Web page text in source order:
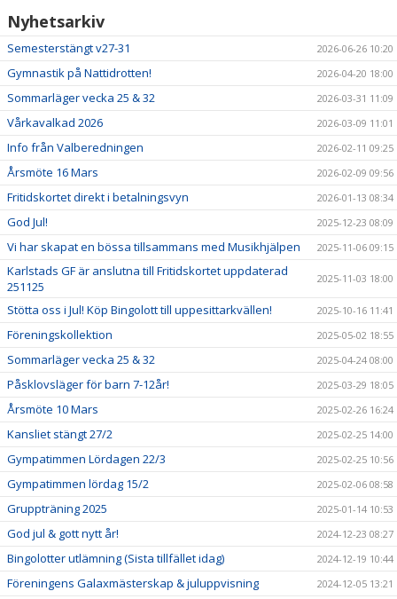
Nyhetsarkiv
Semesterstängt v27-31 2026-06-26 10:20
Gymnastik på Nattidrotten! 2026-04-20 18:00
Sommarläger vecka 25 & 32 2026-03-31 11:09
Vårkavalkad 2026 2026-03-09 11:01
Info från Valberedningen 2026-02-11 09:25
Årsmöte 16 Mars 2026-02-09 09:56
Fritidskortet direkt i betalningsvyn 2026-01-13 08:34
God Jul! 2025-12-23 08:09
Vi har skapat en bössa tillsammans med Musikhjälpen 2025-11-06 09:15
Karlstads GF är anslutna till Fritidskortet uppdaterad
251125
2025-11-03 18:00
Stötta oss i Jul! Köp Bingolott till uppesittarkvällen! 2025-10-16 11:41
Föreningskollektion 2025-05-02 18:55
Sommarläger vecka 25 & 32 2025-04-24 08:00
Påsklovsläger för barn 7-12år! 2025-03-29 18:05
Årsmöte 10 Mars 2025-02-26 16:24
Kansliet stängt 27/2 2025-02-25 14:00
Gympatimmen Lördagen 22/3 2025-02-25 10:56
Gympatimmen lördag 15/2 2025-02-06 08:58
Gruppträning 2025 2025-01-14 10:53
God jul & gott nytt år! 2024-12-23 08:27
Bingolotter utlämning (Sista tillfället idag) 2024-12-19 10:44
Föreningens Galaxmästerskap & juluppvisning 2024-12-05 13:21